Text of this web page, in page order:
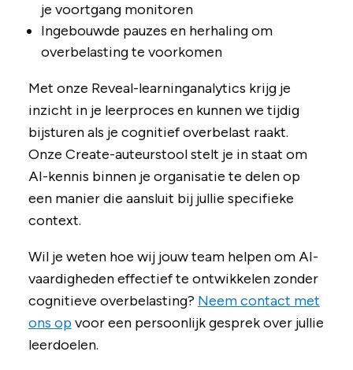
je voortgang monitoren
Ingebouwde pauzes en herhaling om
overbelasting te voorkomen
Met onze Reveal-learninganalytics krijg je
inzicht in je leerproces en kunnen we tijdig
bijsturen als je cognitief overbelast raakt.
Onze Create-auteurstool stelt je in staat om
AI-kennis binnen je organisatie te delen op
een manier die aansluit bij jullie specifieke
context.
Wil je weten hoe wij jouw team helpen om AI-
vaardigheden effectief te ontwikkelen zonder
cognitieve overbelasting? Neem contact met
ons opvoor een persoonlijk gesprek over jullie
leerdoelen.